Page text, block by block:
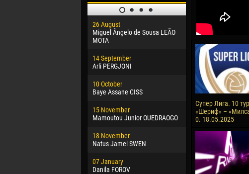
26 August
Miguel Ângelo de Sousa LEÃO
MOTA
14 September
Arli PERGJONI
10 October
Baye Assane CISS
15 November
Mamoutou Junior OUEDRAOGO
18 November
Natus Jamel SWEN
07 January
Danila FOROV
30 January
Dhoraso Moreo KLAS
24 February
Vladislav COSTIN
02 March
Veaceslav COZMA
09 March
Emmanuel AFETSE
Jayder Moreno
22 March
Samba KONÉ
Супер Лига. 10
«Шериф» –
0. 18.05.2025